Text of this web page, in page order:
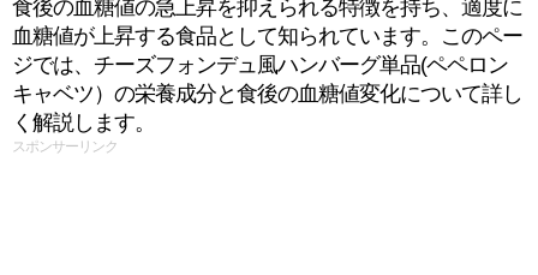
食後の血糖値の急上昇を抑えられる特徴を持ち、適度に
血糖値が上昇する食品として知られています。このペー
ジでは、チーズフォンデュ風ハンバーグ単品(ペペロン
キャベツ）の栄養成分と食後の血糖値変化について詳し
く解説します。
スポンサーリンク